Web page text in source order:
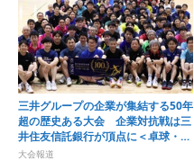
三井グループの企業が集結する50年
超の歴史ある大会 企業対抗戦は三
井住友信託銀行が頂点に＜卓球・オ
ール三井2026＞
大会報道